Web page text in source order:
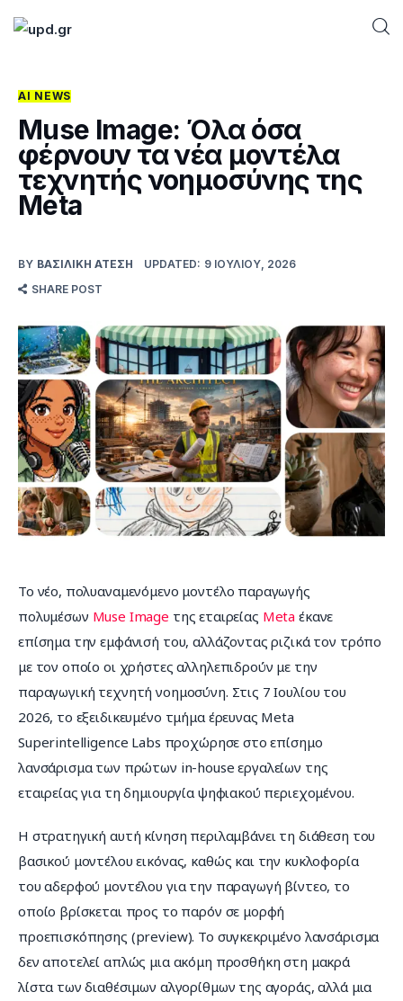
Home
News
Games
Futuring
How To
Blog
Επικοινωνία
AI NEWS
Muse Image: Όλα όσα
φέρνουν τα νέα μοντέλα
τεχνητής νοημοσύνης της
Meta
BY ΒΑΣΙΛΙΚΉ ΑΤΈΣΗ UPDATED: 9 ΙΟΥΛΊΟΥ, 2026
SHARE POST
Το νέο, πολυαναμενόμενο μοντέλο παραγωγής
πολυμέσων Muse Image της εταιρείας Meta έκανε
επίσημα την εμφάνισή του, αλλάζοντας ριζικά τον τρόπο
με τον οποίο οι χρήστες αλληλεπιδρούν με την
παραγωγική τεχνητή νοημοσύνη. Στις 7 Ιουλίου του
2026, το εξειδικευμένο τμήμα έρευνας Meta
Superintelligence Labs προχώρησε στο επίσημο
λανσάρισμα των πρώτων in-house εργαλείων της
εταιρείας για τη δημιουργία ψηφιακού περιεχομένου.
Η στρατηγική αυτή κίνηση περιλαμβάνει τη διάθεση του
βασικού μοντέλου εικόνας, καθώς και την κυκλοφορία
του αδερφού μοντέλου για την παραγωγή βίντεο, το
οποίο βρίσκεται προς το παρόν σε μορφή
προεπισκόπησης (preview). Το συγκεκριμένο λανσάρισμα
δεν αποτελεί απλώς μια ακόμη προσθήκη στη μακρά
λίστα των διαθέσιμων αλγορίθμων της αγοράς, αλλά μια